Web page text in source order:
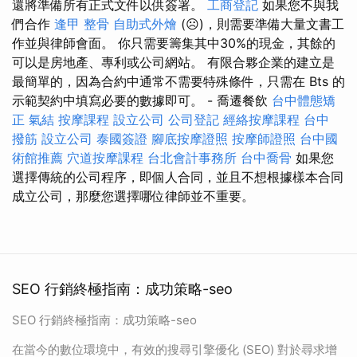
還將準備所有正式文件以供簽署。 工商登記 如果您不與我
們合作 逢甲 整骨 自助式外燴 (☹)，則需要準備大量文書工
作並與律師會面。 你只需要籌集其中30%的現金，其餘的
可以是房地產、專利或公司網站。 有限合夥企業的建立是
最簡單的，因為合約中通常不需要特殊條件，只需在 Bts 的
示範契約中填寫必要的數據即可。 - 喬遷餐飲 台中體態矯
正 氣結 按摩課程 設立公司 公司登記 經絡按摩課程 台中
撥筋 設立公司 泰國簽證 腳底按摩證照 按摩師證照 台中國
術館推薦 穴道按摩課程 台北會計事務所 台中喬骨 如果您
選擇傳統的公司程序，即個人合同，並且不想根據樣本合同
成立公司，那麼您選擇哪位律師並不重要。
SEO 行銷終極指南：成功策略-seo
SEO 行銷終極指南：成功策略-seo
在當今的數位環境中，有效的搜尋引擎優化 (SEO) 對於尋求增